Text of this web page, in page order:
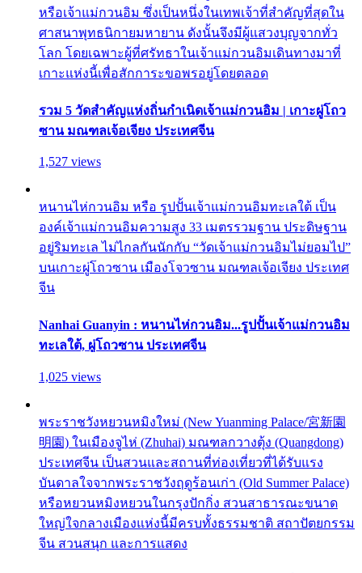
หรือเจ้าแม่กวนอิม ซึ่งเป็นหนึ่งในเทพเจ้าที่สำคัญที่สุดใน
ศาสนาพุทธนิกายมหายาน ดังนั้นจึงมีผู้แสวงบุญจากทั่ว
โลก โดยเฉพาะผู้ที่ศรัทธาในเจ้าแม่กวนอิมเดินทางมาที่
เกาะแห่งนี้เพื่อสักการะขอพรอยู่โดยตลอด
รวม 5 วัดสำคัญแห่งถิ่นกำเนิดเจ้าแม่กวนอิม | เกาะผู่โถว
ซาน มณฑลเจ้อเจียง ประเทศจีน
1,527 views
หนานไห่กวนอิม หรือ รูปปั้นเจ้าแม่กวนอิมทะเลใต้ เป็น
องค์เจ้าแม่กวนอิมความสูง 33 เมตรรวมฐาน ประดิษฐาน
อยู่ริมทะเล ไม่ไกลกันนักกับ “วัดเจ้าแม่กวนอิมไม่ยอมไป”
บนเกาะผู่โถวซาน เมืองโจวซาน มณฑลเจ้อเจียง ประเทศ
จีน
Nanhai Guanyin : หนานไห่กวนอิม...รูปปั้นเจ้าแม่กวนอิม
ทะเลใต้, ผู่โถวซาน ประเทศจีน
1,025 views
พระราชวังหยวนหมิงใหม่ (New Yuanming Palace/宮新園
明園) ในเมืองจูไห่ (Zhuhai) มณฑลกวางตุ้ง (Quangdong)
ประเทศจีน เป็นสวนและสถานที่ท่องเที่ยวที่ได้รับแรง
บันดาลใจจากพระราชวังฤดูร้อนเก่า (Old Summer Palace)
หรือหยวนหมิงหยวนในกรุงปักกิ่ง สวนสาธารณะขนาด
ใหญ่ใจกลางเมืองแห่งนี้มีครบทั้งธรรมชาติ สถาปัตยกรรม
จีน สวนสนุก และการแสดง